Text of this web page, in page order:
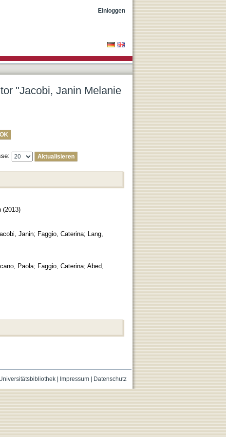
Einloggen
"Jacobi, Janin Melanie
(2013)
Janin; Faggio, Caterina; Lang,
Paola; Faggio, Caterina; Abed,
| Impressum| Datenschutz